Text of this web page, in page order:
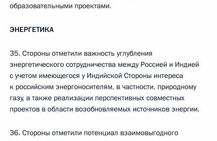
образовательными проектами.
ЭНЕРГЕТИКА
35. Стороны отметили важность углубления
энергетического сотрудничества между Россией и Индией
с учетом имеющегося у Индийской Стороны интереса
к российским энергоносителям, в частности, природному
газу, а также реализации перспективных совместных
проектов в области возобновляемых источников энергии.
36. Стороны отметили потенциал взаимовыгодного